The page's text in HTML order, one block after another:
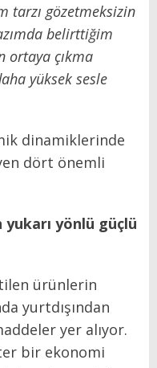
tarzı gözetmeksizin
belirttiğim
ortaya çıkma
yüksek sesle
dinamiklerinde
dört önemli
yönlü güçlü
ürünlerin
yurtdışından
yer alıyor.
bir ekonomi